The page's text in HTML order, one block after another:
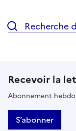
Recherche
Recevoir la
Abonnement
S’abonner